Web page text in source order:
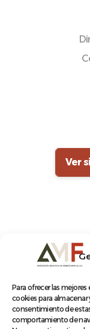
Para ofrecer las
cookies para almacenar
consentimiento de
comportamiento de
Ver